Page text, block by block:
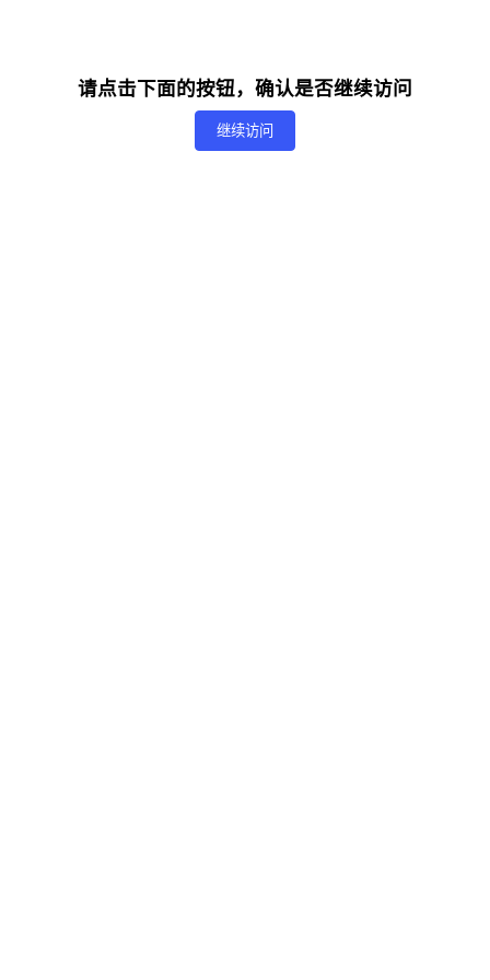
请点击下面的按钮，确认是否继续访问